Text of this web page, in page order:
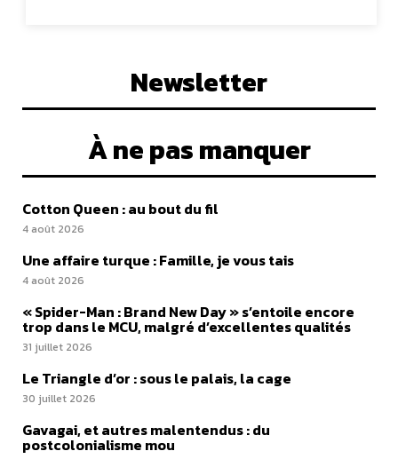
Newsletter
À ne pas manquer
Cotton Queen : au bout du fil
4 août 2026
Une affaire turque : Famille, je vous tais
4 août 2026
« Spider-Man : Brand New Day » s’entoile encore
trop dans le MCU, malgré d’excellentes qualités
31 juillet 2026
Le Triangle d’or : sous le palais, la cage
30 juillet 2026
Gavagai, et autres malentendus : du
postcolonialisme mou